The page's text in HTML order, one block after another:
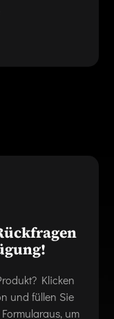
Klicken
und füllen Sie
um